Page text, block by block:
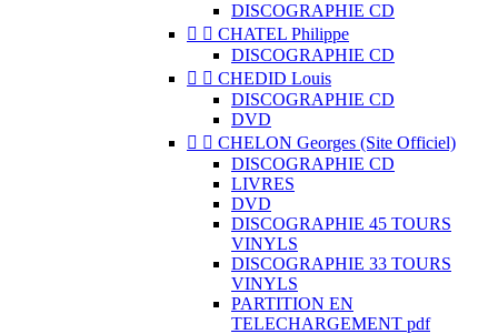
DISCOGRAPHIE CD
  CHATEL Philippe
DISCOGRAPHIE CD
  CHEDID Louis
DISCOGRAPHIE CD
DVD
  CHELON Georges (Site Officiel)
DISCOGRAPHIE CD
LIVRES
DVD
DISCOGRAPHIE 45 TOURS
VINYLS
DISCOGRAPHIE 33 TOURS
VINYLS
PARTITION EN
TELECHARGEMENT pdf